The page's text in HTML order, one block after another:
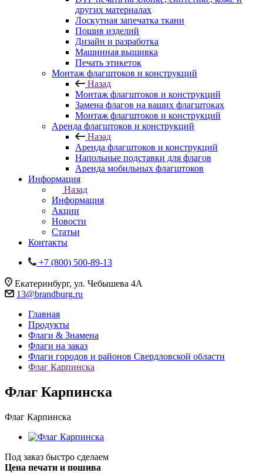
других материалах
Лоскутная запечатка ткани
Пошив изделий
Дизайн и разработка
Машинная вышивка
Печать этикеток
Монтаж флагштоков и конструкций
Назад
Монтаж флагштоков и конструкций
Замена флагов на ваших флагштоках
Монтаж флагштоков и конструкций
Аренда флагштоков и конструкций
Назад
Аренда флагштоков и конструкций
Напольные подставки для флагов
Аренда мобильных флагштоков
Информация
Назад
Информация
Акции
Новости
Статьи
Контакты
+7 (800) 500-89-13
Екатеринбург, ул. Чебышева 4А
13@brandburg.ru
Главная
Продукты
Флаги & Знамена
Флаги на заказ
Флаги городов и районов Свердловской области
Флаг Карпинска
Флаг Карпинска
Флаг Карпинска
Под заказ быстро сделаем
Цена печати и пошива